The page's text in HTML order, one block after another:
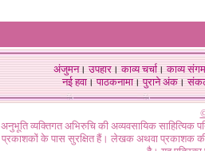
अंजुमन।उपहार।काव्य चर्चा।काव्य संगम
नई हवा। पाठकनामा। पुराने अंक।
अनुभूति व्यक्तिगत अभिरुचि की अव्यवसायिक
प्रकाशकों के पास सुरक्षित हैं। लेखक अथवा प्रकाशक की